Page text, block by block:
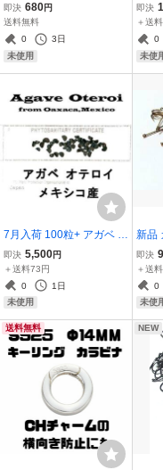
220 413-360 計300g 多肉
植物
即決 680円
送料無料
0
3日
未使用
テロ
-76
即決
＋送
0
未使
7月入荷 100粒+ アガベ オ
テロイ 種子 | チタノタ FO
-76
即決 5,500円
＋送料73円
0
1日
未使用
新品
レー
ット
即決
＋送
0
未使
送料無料 NEW